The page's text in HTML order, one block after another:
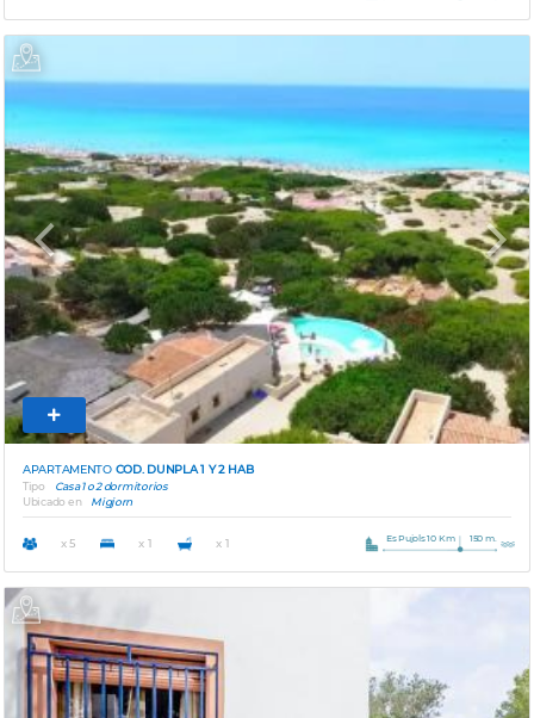
Previous Next
APARTAMENTO COD. DUNPLA 1 Y 2 HAB
Tipo
Casa 1 o 2 dormitorios
Ubicado en
Migjorn
x 5 x 1 x 1 Es Pujols 10 Km 150 m.